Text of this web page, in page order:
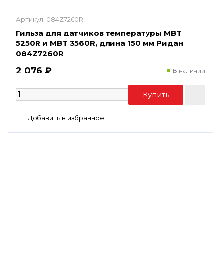
Артикул: 084Z7260R
Гильза для датчиков температуры MBT
5250R и MBT 3560R, длина 150 мм Ридан
084Z7260R
2 076 ₽ В наличии